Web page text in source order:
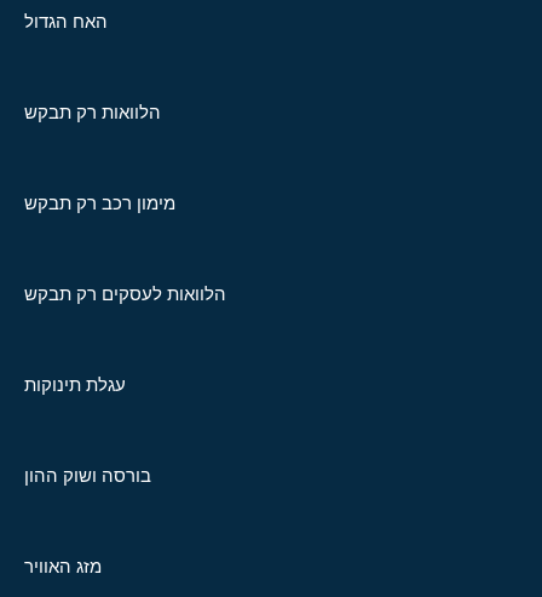
האח הגדול
הלוואות רק תבקש
מימון רכב רק תבקש
הלוואות לעסקים רק תבקש
עגלת תינוקות
בורסה ושוק ההון
מזג האוויר